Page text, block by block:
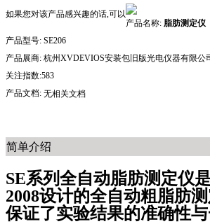
如果您对该产品感兴趣的话,可以
产品名称: 脂肪测定仪
产品型号: SE206
产品展商: 杭州XVDEVIOS安装包旧版光电仪器有限公
关注指数:583
产品文档: 无相关文档
简单介绍
SE系列全自动脂肪测定仪是
2008设计的全自动粗脂肪测
保证了实验结果的准确性与一